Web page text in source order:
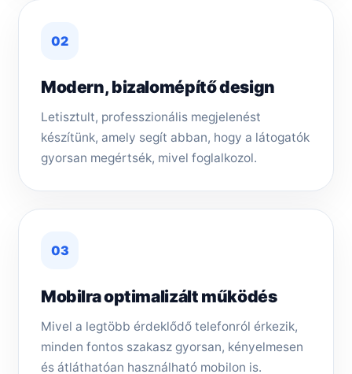
02
Modern, bizalomépítő design
Letisztult, professzionális megjelenést
készítünk, amely segít abban, hogy a látogatók
gyorsan megértsék, mivel foglalkozol.
03
Mobilra optimalizált működés
Mivel a legtöbb érdeklődő telefonról érkezik,
minden fontos szakasz gyorsan, kényelmesen
és átláthatóan használható mobilon is.